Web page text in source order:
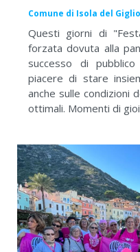
Comune di Isola del Giglio
Questi giorni di
forzata dovuta alla
successo di
piacere di stare
anche sulle condizioni
ottimali. Momenti di